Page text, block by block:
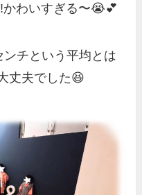
わいすぎる〜😭💕
ンチという平均とは
丈夫でした😆